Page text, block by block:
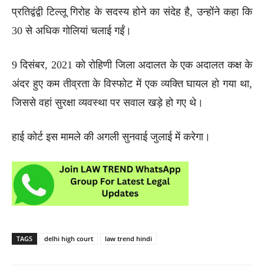
प्रतिद्वंद्वी टिल्लू गिरोह के सदस्य होने का संदेह है, उन्होंने कहा कि
30 से अधिक गोलियां चलाई गईं।
9 दिसंबर, 2021 को रोहिणी जिला अदालत के एक अदालत कक्ष के
अंदर हुए कम तीव्रता के विस्फोट में एक व्यक्ति घायल हो गया था,
जिससे वहां सुरक्षा व्यवस्था पर सवाल खड़े हो गए थे।
हाई कोर्ट इस मामले की अगली सुनवाई जुलाई में करेगा।
TAGS delhi high court law trend hindi